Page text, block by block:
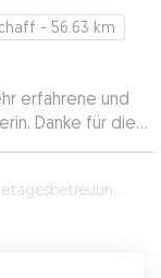
- 56.63 km
erfahrene und
Danke für die
wieder
in Rottendorf